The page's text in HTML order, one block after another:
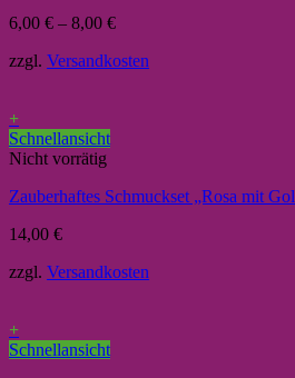
6,00 € – 8,00 €
zzgl. Versandkosten
+
Schnellansicht
Nicht vorrätig
Zauberhaftes Schmuckset „Rosa mit
14,00 €
zzgl. Versandkosten
+
Schnellansicht